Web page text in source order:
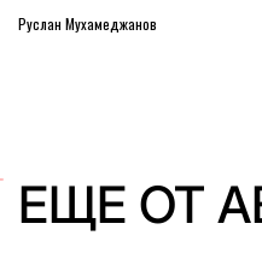
Руслан Мухамеджанов
ЕЩЕ ОТ